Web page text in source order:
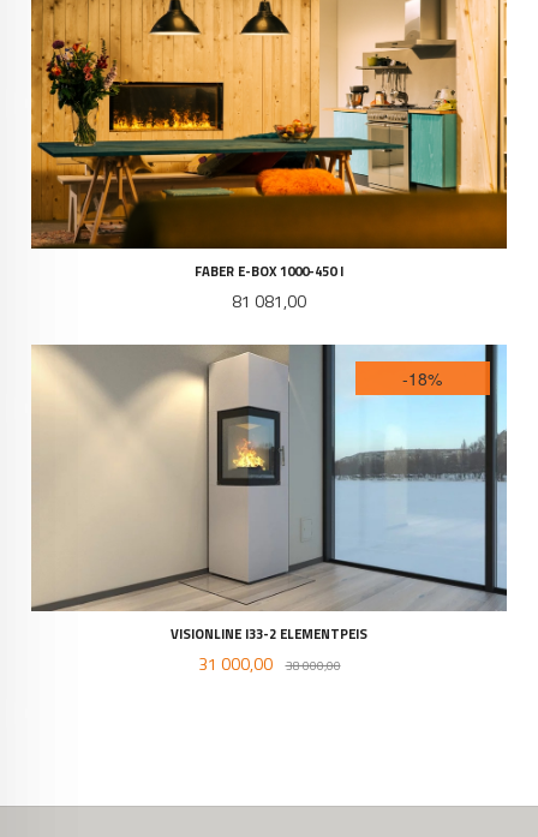
FABER E-BOX 1000-450 I
Pris
81 081,00
VISIONLINE I33-2 ELEMENTPEIS
Tilbud
31 000,00 38 000,00Rabatt
-18%